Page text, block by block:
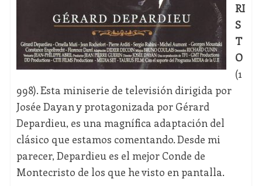
RI
S
T
O
(1
998). Esta miniserie de televisión dirigida por
Josée Dayan y protagonizada por Gérard
Depardieu, es una magnífica adaptación del
clásico que estamos comentando. Desde mi
parecer, Depardieu es el mejor Conde de
Montecristo de los que he visto en pantalla.